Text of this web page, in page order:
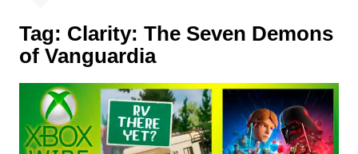
Tag: Clarity: The Seven Demons
of Vanguardia